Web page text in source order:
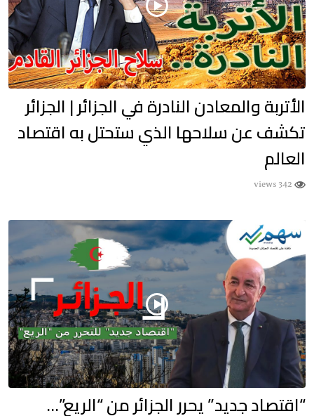
الأتربة والمعادن النادرة في الجزائر | الجزائر
تكشف عن سلاحها الذي ستحتل به اقتصاد
العالم
342 views
“اقتصاد جديد” يحرر الجزائر من “الريع”…